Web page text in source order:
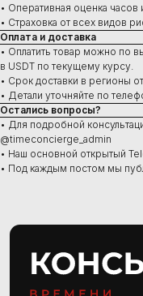
• Оперативная оценка
• Страховка от всех видов
Оплата и доставка
• Оплатить товар можно по
в USDT по текущему курсу.
• Срок доставки в регионы
• Детали уточняйте по
Остались вопросы?
• Для подробной
@timeconcierge_admin
• Наш основной открытый
• Под каждым постом мы
Сервис
+7 (495) 407-84-
Ремонт часов
Диагностика
Проверка на
Оценка
Сервисное